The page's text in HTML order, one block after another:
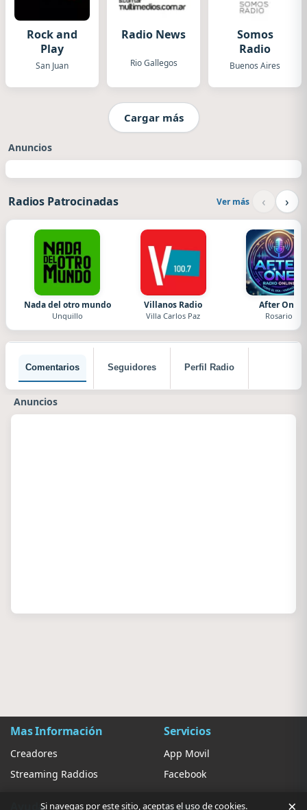
Rock and
Play
San Juan
Radio News
Rio Gallegos
Somos
Radio
Buenos Aires
Cargar más
Anuncios
Radios Patrocinadas Ver más ‹ ›
Nada del otro mundo
Unquillo
Villanos Radio
Villa Carlos Paz
After One
Rosario
Comentarios Seguidores Perfil Radio
Anuncios
Mas Información
Creadores
Streaming Raddios
Servicios
App Movil
Facebook
Ayuda Ajustes
Si navegas por este sitio, aceptas el uso de cookies. ×